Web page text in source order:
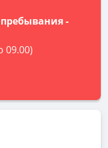
-
09.00)